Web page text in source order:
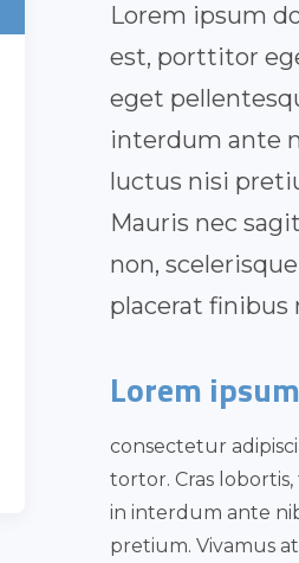
Lorem ipsum
est, porttitor
eget
interdum ante
luctus nisi
Mauris nec
non,
placerat finibus
Lorem
consectetur
tortor. Cras
in interdum ante
pretium. Vivamus